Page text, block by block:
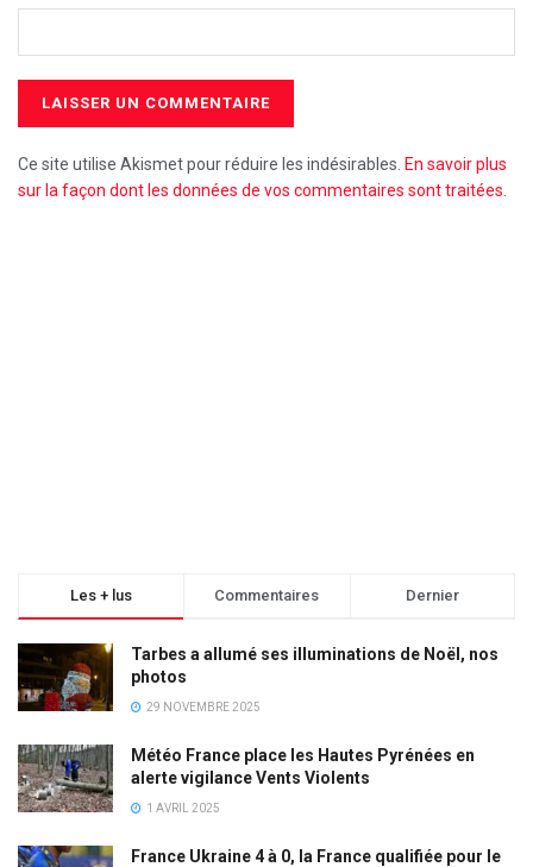
Ce site utilise Akismet pour réduire les indésirables. En savoir plus
sur la façon dont les données de vos commentaires sont traitées.
Les + lus Commentaires Dernier
Tarbes a allumé ses illuminations de Noël, nos
photos
29 NOVEMBRE 2025
Météo France place les Hautes Pyrénées en
alerte vigilance Vents Violents
1 AVRIL 2025
France Ukraine 4 à 0, la France qualifiée pour le